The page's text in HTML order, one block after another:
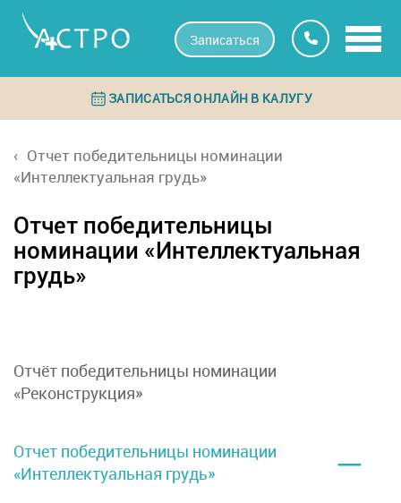
Записаться
ЗАПИСАТЬСЯ ОНЛАЙН В КАЛУГУ
Отчет победительницы номинации
«Интеллектуальная грудь»
Отчет победительницы
номинации «Интеллектуальная
грудь»
Отчёт победительницы номинации
«Реконструкция»
Отчет победительницы номинации
«Интеллектуальная грудь»
–